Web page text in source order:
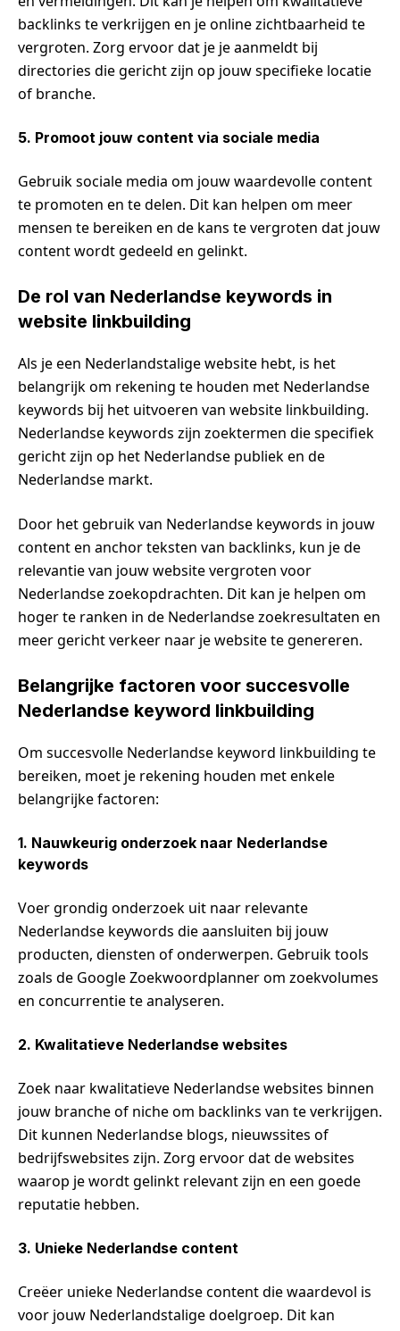
backlinks te verkrijgen en je online zichtbaarheid te
vergroten. Zorg ervoor dat je je aanmeldt bij
directories die gericht zijn op jouw specifieke locatie
of branche.
5. Promoot jouw content via sociale media
Gebruik sociale media om jouw waardevolle content
te promoten en te delen. Dit kan helpen om meer
mensen te bereiken en de kans te vergroten dat jouw
content wordt gedeeld en gelinkt.
De rol van Nederlandse keywords in
website linkbuilding
Als je een Nederlandstalige website hebt, is het
belangrijk om rekening te houden met Nederlandse
keywords bij het uitvoeren van website linkbuilding.
Nederlandse keywords zijn zoektermen die specifiek
gericht zijn op het Nederlandse publiek en de
Nederlandse markt.
Door het gebruik van Nederlandse keywords in jouw
content en anchor teksten van backlinks, kun je de
relevantie van jouw website vergroten voor
Nederlandse zoekopdrachten. Dit kan je helpen om
hoger te ranken in de Nederlandse zoekresultaten en
meer gericht verkeer naar je website te genereren.
Belangrijke factoren voor succesvolle
Nederlandse keyword linkbuilding
Om succesvolle Nederlandse keyword linkbuilding te
bereiken, moet je rekening houden met enkele
belangrijke factoren:
1. Nauwkeurig onderzoek naar Nederlandse
keywords
Voer grondig onderzoek uit naar relevante
Nederlandse keywords die aansluiten bij jouw
producten, diensten of onderwerpen. Gebruik tools
zoals de Google Zoekwoordplanner om zoekvolumes
en concurrentie te analyseren.
2. Kwalitatieve Nederlandse websites
Zoek naar kwalitatieve Nederlandse websites binnen
jouw branche of niche om backlinks van te verkrijgen.
Dit kunnen Nederlandse blogs, nieuwssites of
bedrijfswebsites zijn. Zorg ervoor dat de websites
waarop je wordt gelinkt relevant zijn en een goede
reputatie hebben.
3. Unieke Nederlandse content
Creëer unieke Nederlandse content die waardevol is
voor jouw Nederlandstalige doelgroep. Dit kan